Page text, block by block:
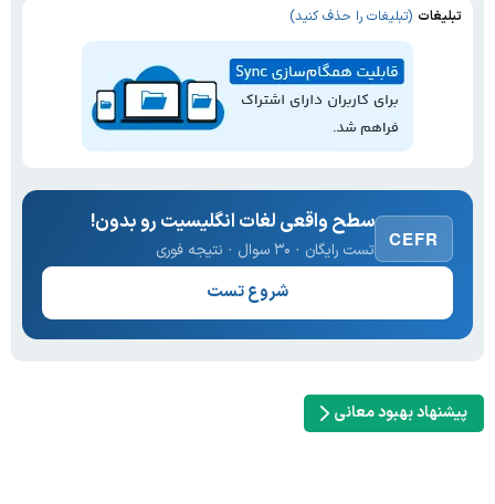
تبلیغات (تبلیغات را حذف کنید)
CEFR
سطح واقعی لغات انگلیسیت رو بدون!
تست رایگان · ۳۰ سوال · نتیجه فوری
شروع تست
پیشنهاد بهبود معانی